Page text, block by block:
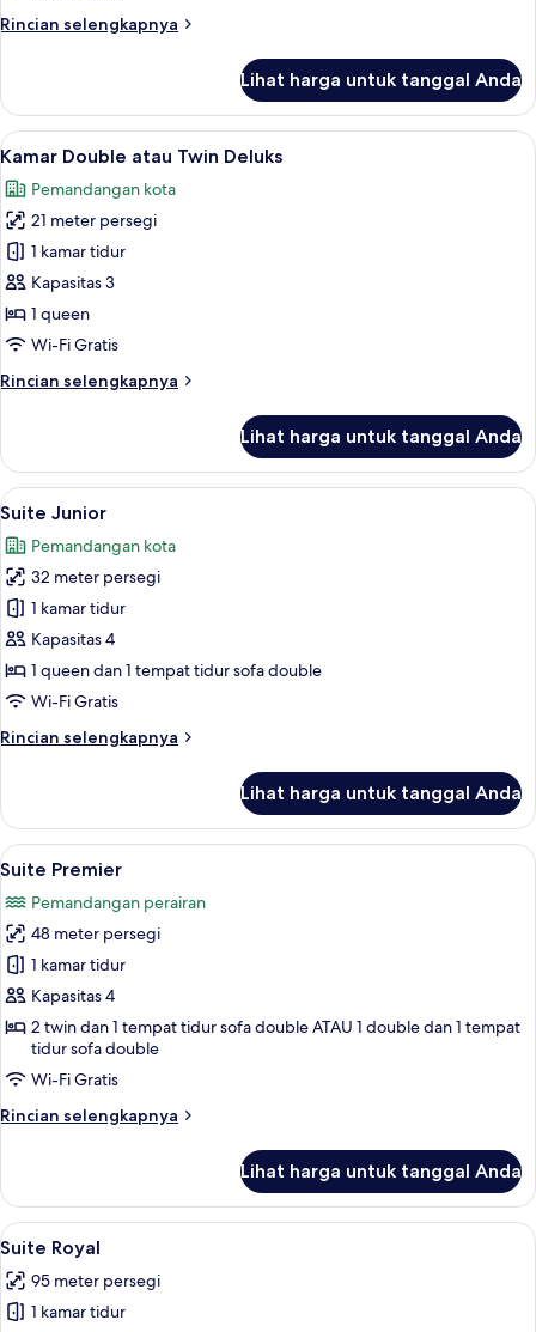
Klasik
Rincian selengkapnya
Rincian
Kamar
Double
atau
Klasik
Lihat harga untuk tanggal Anda
Lihat
semua
foto
untuk
Kamar
Double
atau
Twin
Kamar Double atau Twin Deluks |
19
Kamar Double atau Twin Deluks
Pemandangan kota
21 meter persegi
1 kamar tidur
Kapasitas 3
1 queen
Wi-Fi Gratis
Rincian selengkapnya
Rincian
Kamar
Double
atau
Deluks
Lihat harga untuk tanggal Anda
Lihat
semua
foto
untuk
Suite
Junior
Suite Junior | Minibar, brankas, meja
16
Suite Junior
Pemandangan kota
32 meter persegi
1 kamar tidur
Kapasitas 4
1 queen dan 1 tempat tidur sofa double
Wi-Fi Gratis
Rincian selengkapnya
Rincian
Suite
Junior
Lihat harga untuk tanggal Anda
Lihat
semua
foto
untuk
Suite
Premier
Suite Premier | Ruang keluarga |
14
Suite Premier
Pemandangan perairan
48 meter persegi
1 kamar tidur
Kapasitas 4
2 twin dan 1 tempat tidur sofa double ATAU 1 double dan 1 tempat
tidur sofa double
Wi-Fi Gratis
Rincian selengkapnya
Rincian
Suite
Premier
Lihat harga untuk tanggal Anda
Lihat
semua
foto
untuk
Suite Royal | Minibar, brankas, meja
20
Suite Royal
95 meter persegi
1 kamar tidur